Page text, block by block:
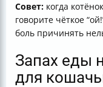
Совет: когда
говорите чёткое
боль причинять
Запах еды
для